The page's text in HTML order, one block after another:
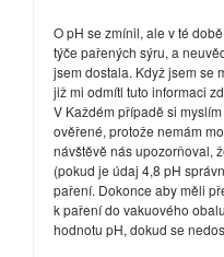
O pH se zmínil, ale v té
týče pařených sýru, a
jsem dostala. Když jsem se
již mi odmítl tuto informaci
V Každém případě si
ověřené, protože nemám
návštěvě nás upozorňoval,
(pokud je údaj 4,8 pH
paření. Dokonce aby měli
k paření do vakuového
hodnotu pH, dokud se